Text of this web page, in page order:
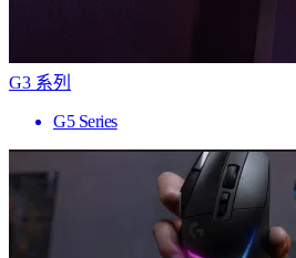
G3 系列
G5 Series